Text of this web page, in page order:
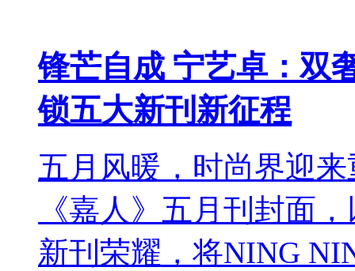
锋芒自成 宁艺卓：双
锁五大新刊新征程
五月风暖，时尚界迎
《嘉人》五月刊封面
新刊荣耀，将NING